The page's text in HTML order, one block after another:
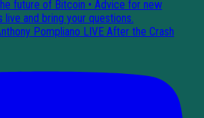
Pompliano LIVE After the Crash